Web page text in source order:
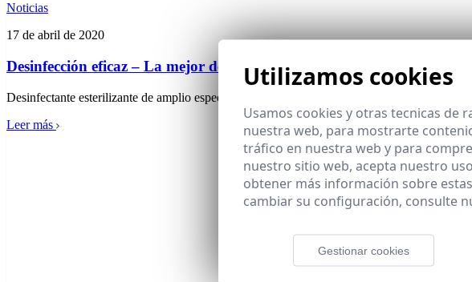
Noticias
17 de abril de 2020
Desinfección eficaz – La mejor defensa frente al COVID-19
Desinfectante esterilizante de amplio espectro líquido, que se basa en una combinación
Leer más
Utilizamos cookies
Usamos cookies y otras tecnicas de
nuestra web, para mostrarte
tráfico en nuestra web y para
nuestro sitio web, acepta nuestro
obtener más información sobre
cambiar su configuración, consulte
Gestionar cookies